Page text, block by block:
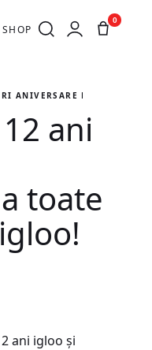
SHOP
0
ANIVERSARE LA TOATE
ani
toate
ani igloo şi